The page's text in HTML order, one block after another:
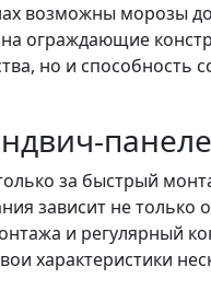
возможны морозы
ограждающие
но и способность
за быстрый
зависит не
и регулярный
характеристики